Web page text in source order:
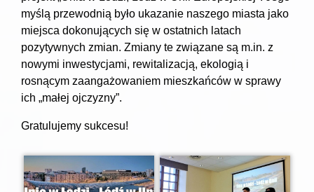
myślą przewodnią było ukazanie naszego miasta jako
miejsca dokonujących się w ostatnich latach
pozytywnych zmian. Zmiany te związane są m.in. z
nowymi inwestycjami, rewitalizacją, ekologią i
rosnącym zaangażowaniem mieszkańców w sprawy
ich „małej ojczyzny”.
Gratulujemy sukcesu!